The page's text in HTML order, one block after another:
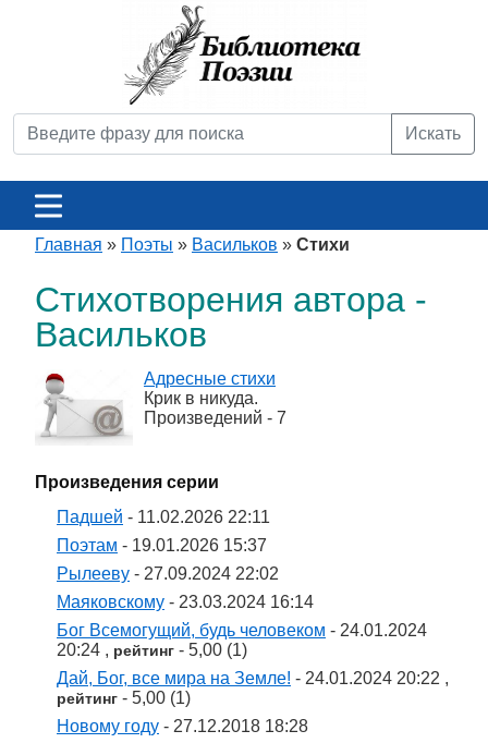
Искать
Главная » Поэты » Васильков » Стихи
Стихотворения автора -
Васильков
Адресные стихи
Крик в никуда.
Произведений - 7
Произведения серии
Падшей - 11.02.2026 22:11
Поэтам - 19.01.2026 15:37
Рылееву - 27.09.2024 22:02
Маяковскому - 23.03.2024 16:14
Бог Всемогущий, будь человеком - 24.01.2024
20:24 , рейтинг - 5,00 (1)
Дай, Бог, все мира на Земле! - 24.01.2024 20:22 ,
рейтинг - 5,00 (1)
Новому году - 27.12.2018 18:28